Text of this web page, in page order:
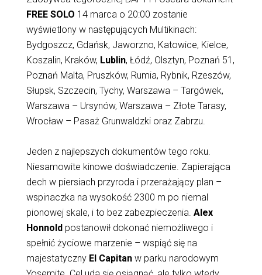
FREE SOLO 14 marca o 20:00 zostanie
wyświetlony w następujących Multikinach:
Bydgoszcz, Gdańsk, Jaworzno, Katowice, Kielce,
Koszalin, Kraków, Lublin, Łódź, Olsztyn, Poznań 51,
Poznań Malta, Pruszków, Rumia, Rybnik, Rzeszów,
Słupsk, Szczecin, Tychy, Warszawa – Targówek,
Warszawa – Ursynów, Warszawa – Złote Tarasy,
Wrocław – Pasaż Grunwaldzki oraz Zabrzu.
Jeden z najlepszych dokumentów tego roku.
Niesamowite kinowe doświadczenie. Zapierająca
dech w piersiach przyroda i przerażający plan –
wspinaczka na wysokość 2300 m po niemal
pionowej skale, i to bez zabezpieczenia. Alex
Honnold postanowił dokonać niemożliwego i
spełnić życiowe marzenie – wspiąć się na
majestatyczny El Capitanw parku narodowym